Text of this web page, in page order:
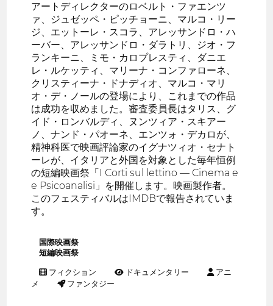
アートディレクターのロベルト・ファエンツ
ァ、ジュゼッペ・ピッチョーニ、マルコ・リー
ジ、エットーレ・スコラ、アレッサンドロ・ハ
ーバー、アレッサンドロ・ダラトリ、ジオ・フ
ランキーニ、ミモ・カロプレスティ、ダニエ
レ・ルケッティ、マリーナ・コンファローネ、
クリスティーナ・ドナディオ、マルコ・マリ
オ・デ・ノールの登場により、これまでの作品
は成功を収めました。審査委員長はタリス、グ
イド・ロンバルディ、ヌンツィア・スキアー
ノ、ナンド・パオーネ、エンツォ・デカロが、
精神科医で映画評論家のイグナツィオ・セナト
ーレが、イタリアと外国を対象とした毎年恒例
の短編映画祭「I Corti sul lettino — Cinema e
e Psicoanalisi」を開催します。映画製作者。
このフェスティバルはIMDBで報告されていま
す。
国際映画祭
短編映画祭
フィクション ドキュメンタリー
アニ
メ
ファンタジー